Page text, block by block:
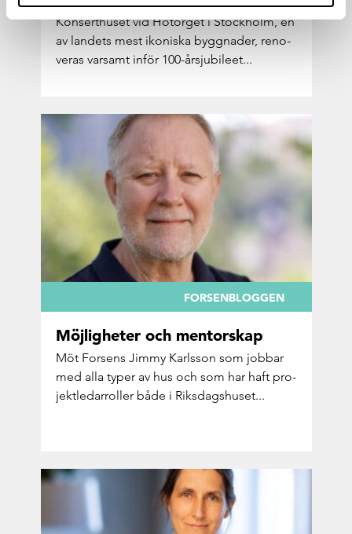
Kon­sert­hu­set vid Hötor­get i Stock­holm, en
av lan­dets mest iko­nis­ka bygg­na­der, re­no­
ve­ras var­samt inför 100-​årsjubileet...
FORSENBLOGGEN
Möj­lig­he­ter och men­tor­skap
Möt For­sens Jimmy Karls­son som job­bar
med alla typer av hus och som har haft pro­
jekt­le­dar­rol­ler både i Riks­dags­hu­set...